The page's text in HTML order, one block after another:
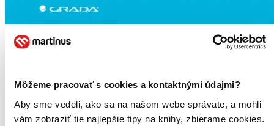
Môžeme pracovať s cookies a kontaktnými údajmi?
Aby sme vedeli, ako sa na našom webe správate, a mohli
vám zobraziť tie najlepšie tipy na knihy, zbierame cookies.